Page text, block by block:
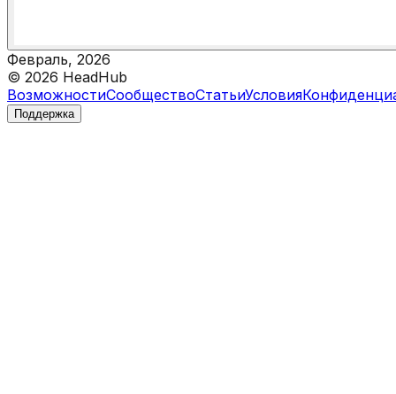
Февраль, 2026
© 2026 HeadHub
ВозможностиСообществоСтатьиУсловия
Поддержка